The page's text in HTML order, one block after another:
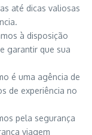
até dicas valiosas
à disposição
garantir que sua
é uma agência de
de experiência no
pela segurança
viagem